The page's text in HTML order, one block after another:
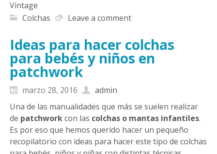
Vintage
Colchas
Leave a comment
Ideas para hacer colchas
para bebés y niños en
patchwork
marzo 28, 2016
admin
Una de las manualidades que más se suelen realizar
de patchworkcon las colchas o mantas infantiles.
Es por eso que hemos querido hacer un pequeño
recopilatorio con ideas para hacer este tipo de colchas